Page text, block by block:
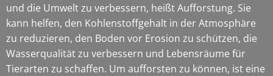
und die Umwelt zu verbessern, heißt Aufforstung. Sie
kann helfen, den Kohlenstoffgehalt in der Atmosphäre
zu reduzieren, den Boden vor Erosion zu schützen, die
Wasserqualität zu verbessern und Lebensräume für
Tierarten zu schaffen. Um aufforsten zu können, ist eine